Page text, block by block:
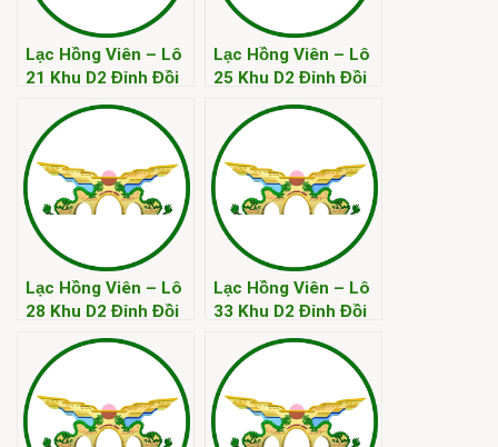
Lạc Hồng Viên – Lô
21 Khu D2 Đỉnh Đồi
Lạc Hồng Viên – Lô
25 Khu D2 Đỉnh Đồi
Lạc Hồng Viên – Lô
28 Khu D2 Đỉnh Đồi
Lạc Hồng Viên – Lô
33 Khu D2 Đỉnh Đồi